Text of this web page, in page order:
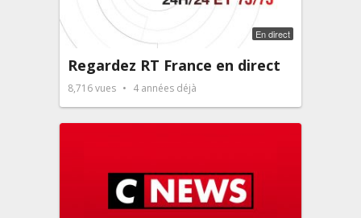
En direct
Regardez RT France en direct
8,716vues 4 années déjà